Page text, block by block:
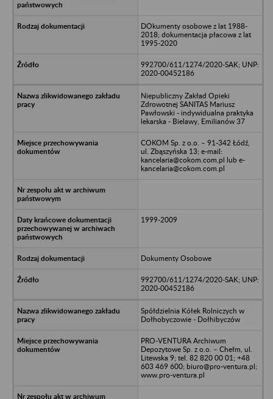
DOkumenty osobowe z lat 1988-
2018; dokumentacja płacowa z lat
1995-2020
992700/611/1274/2020-SAK; UNP:
2020-00452186
Niepubliczny Zakład Opieki
Zdrowotnej SANITAS Mariusz
Pawłowski - indywidualna praktyka
lekarska - Bielawy, Emilianów 37
COKOM Sp. z o.o. – 91-342 Łódź,
ul. Zbąszyńska 13; e-mail:
kancelaria@cokom.com.pl lub e-
kancelaria@cokom.com.pl
1999-2009
Dokumenty Osobowe
992700/611/1274/2020-SAK; UNP:
2020-00452186
Spółdzielnia Kółek Rolniczych w
Dołhobyczowie - Dołhibyczów
PRO-VENTURA Archiwum
Depozytowe Sp. z o.o. – Chełm, ul.
Litewska 9; tel. 82 820 00 01; +48
603 469 600; biuro@pro-ventura.pl;
www.pro-ventura.pl